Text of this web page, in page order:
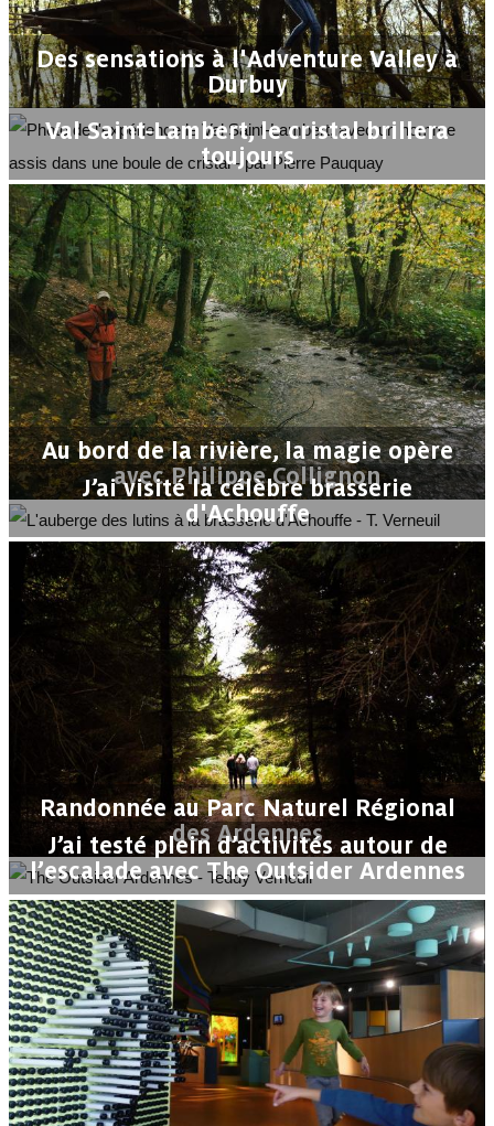
Des sensations à l'Adventure Valley à
Durbuy
Val Saint-Lambert, le cristal brillera
toujours
Au bord de la rivière, la magie opère
avec Philippe Collignon
J’ai visité la célèbre brasserie
d'Achouffe
Randonnée au Parc Naturel Régional
des Ardennes
J’ai testé plein d’activités autour de
l’escalade avec The Outsider Ardennes